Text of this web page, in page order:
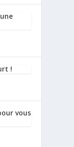
!
vous